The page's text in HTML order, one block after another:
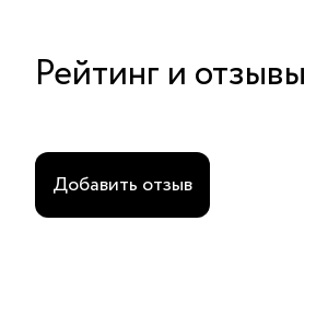
Рейтинг и отзывы
Добавить отзыв